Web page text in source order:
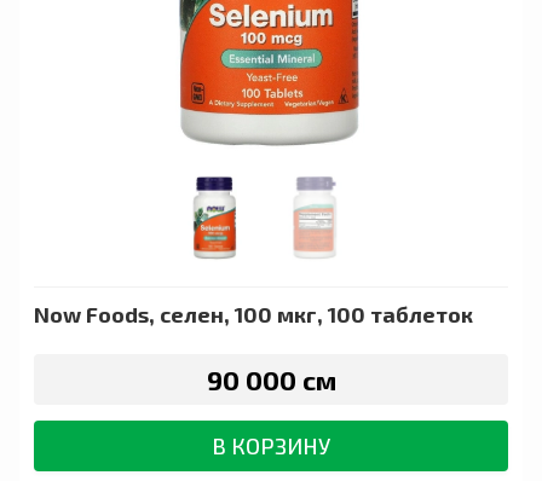
Now Foods, селен, 100 мкг, 100 таблеток
90 000 сӯм
В КОРЗИНУ